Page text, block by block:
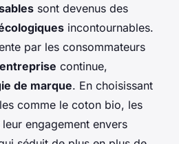
sont devenus des
incontournables.
par les consommateurs
continue,
de marque. En choisissant
comme le coton bio, les
engagement envers